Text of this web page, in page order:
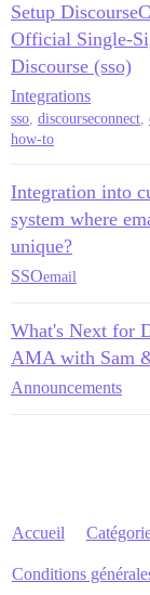
Setup
Official Single-
Discourse (sso)
Integrations
sso, discourseconnect,
how-to
Integration into
system where
unique?
SSOemail
What's Next for
AMA with Sam
Announcements
Accueil
Conditions